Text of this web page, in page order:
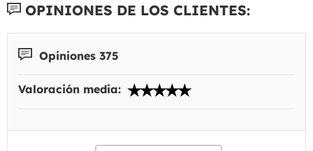
OPINIONES DE LOS CLIENTES:
Opiniones 375
Valoración media: